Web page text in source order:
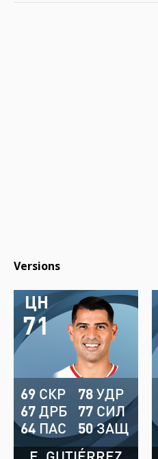
Versions
71
ЦН
69 СКР
67ДРБ
64 ПАС
78УДР
77 СИЛ
50ЗАЩ